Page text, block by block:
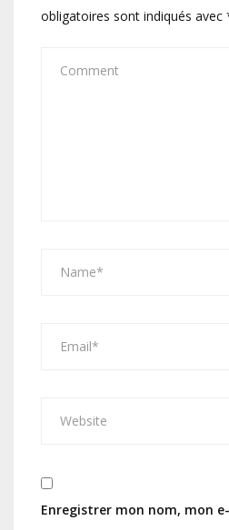
obligatoires sont indiqués avec
Enregistrer mon nom, mon